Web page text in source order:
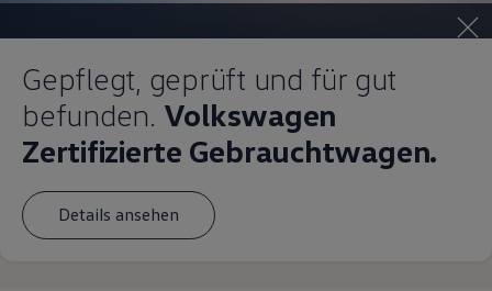
Gepflegt, geprüft und für gut
befunden. Volkswagen
Zertifizierte Gebrauchtwagen.
Details ansehen